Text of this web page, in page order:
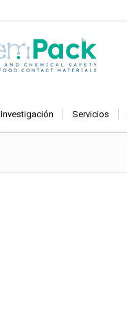
Investigación Servicios